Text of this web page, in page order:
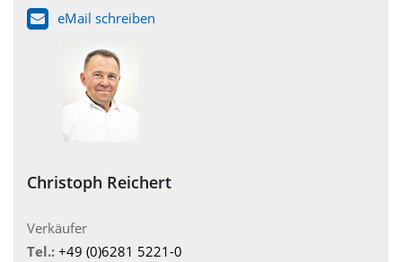
eMail schreiben
Christoph Reichert
Verkäufer
Tel.: +49 (0)6281 5221-0